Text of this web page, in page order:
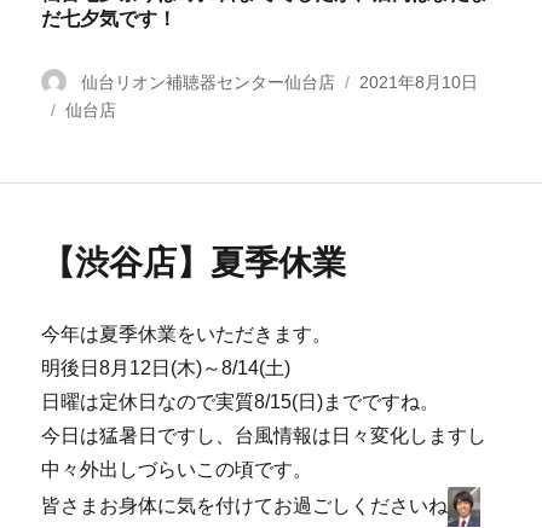
だ七夕気です！
投
稿
仙台リオン補聴器センター仙台店
投
2021年8月10日
カ
仙台店
【渋谷店】夏季休業
今年は夏季休業をいただきます。
明後日8月12日(木)～8/14(土)
日曜は定休日なので実質8/15(日)までですね。
今日は猛暑日ですし、台風情報は日々変化しますし
中々外出しづらいこの頃です。
皆さまお身体に気を付けてお過ごしくださいね